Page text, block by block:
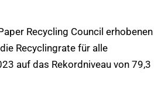
Recycling Council erhobenen
Recyclingrate für alle
auf das Rekordniveau von 79,3